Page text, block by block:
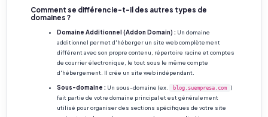
Comment se différencie-t-il des autres types de
domaines ?
Domaine Additionnel (Addon Domain) : Un domaine
additionnel permet d'héberger un site web complètement
différent avec son propre contenu, répertoire racine et comptes
de courrier électronique, le tout sous le même compte
d'hébergement. Il crée un site web indépendant.
Sous-domaine : Un sous-domaine (ex. blog.suempresa.com
)
fait partie de votre domaine principal et est généralement
utilisé pour organiser des sections spécifiques de votre site